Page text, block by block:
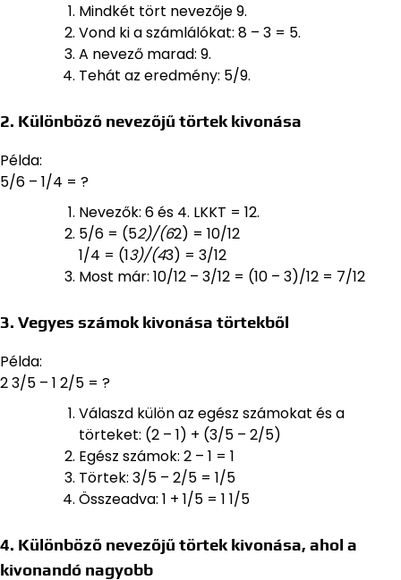
Mindkét tört nevezője 9.
Vond ki a számlálókat: 8 – 3 = 5.
A nevező marad: 9.
Tehát az eredmény: 5/9.
2. Különböző nevezőjű törtek kivonása
Példa:
5/6 – 1/4 = ?
Nevezők: 6 és 4. LKKT = 12.
5/6 = (52)/(62) = 10/12
1/4 = (13)/(43) = 3/12
Most már: 10/12 – 3/12 = (10 – 3)/12 = 7/12
3. Vegyes számok kivonása törtekből
Példa:
2 3/5 – 1 2/5 = ?
Válaszd külön az egész számokat és a
törteket: (2 – 1) + (3/5 – 2/5)
Egész számok: 2 – 1 = 1
Törtek: 3/5 – 2/5 = 1/5
Összeadva: 1 + 1/5 = 1 1/5
4. Különböző nevezőjű törtek kivonása, ahol a
kivonandó nagyobb